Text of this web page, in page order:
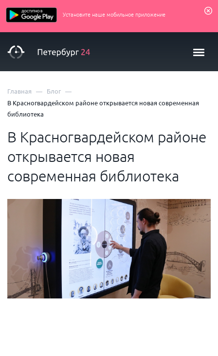
Установите наше мобильное приложение
Главная — Блог —
В Красногвардейском районе открывается новая современная
библиотека
В Красногвардейском районе
открывается новая
современная библиотека